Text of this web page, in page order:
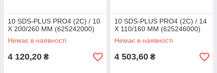
10 SDS-PLUS PRO4 (2C) / 10
X 200/260 ММ (625242000)
Немає в наявності
4 120,20 ₴
10 SDS-PLUS PRO4 (2C) / 14
X 110/160 ММ (625246000)
Немає в наявності
4 503,60 ₴